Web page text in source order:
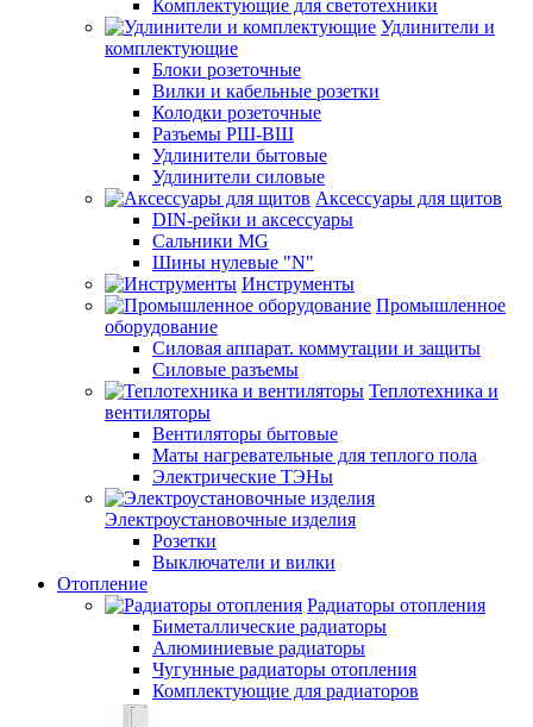
Комплектующие для светотехники
Удлинители и
комплектующие
Блоки розеточные
Вилки и кабельные розетки
Колодки розеточные
Разъемы РШ-ВШ
Удлинители бытовые
Удлинители силовые
Аксессуары для щитов
DIN-рейки и аксессуары
Сальники MG
Шины нулевые "N"
Инструменты
Промышленное
оборудование
Силовая аппарат. коммутации и защиты
Силовые разъемы
Теплотехника и
вентиляторы
Вентиляторы бытовые
Маты нагревательные для теплого пола
Электрические ТЭНы
Электроустановочные изделия
Розетки
Выключатели и вилки
Отопление
Радиаторы отопления
Биметаллические радиаторы
Алюминиевые радиаторы
Чугунные радиаторы отопления
Комплектующие для радиаторов